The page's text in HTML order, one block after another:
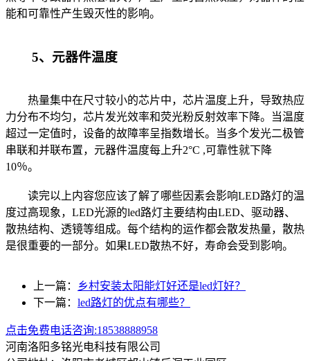
能和可靠性产生毁灭性的影响。
5、元器件温度
热量集中在尺寸较小的芯片中，芯片温度上升，导致热应
力分布不均匀，芯片发光效率和荧光粉反射效率下降。当温度
超过一定值时，设备的故障率呈指数增长。当多个发光二极管
串联和并联布置，元器件温度每上升2°C ,可靠性就下降
10％。
读完以上内容您应该了解了哪些因素会影响LED路灯的温
度过高现象，LED光源的led路灯主要结构由LED、驱动器、
散热结构、透镜等组成。每个结构的运作都会散发热量，散热
是很重要的一部分。如果LED散热不好，寿命会受到影响。
上一篇：
乡村安装太阳能灯好还是led灯好？
下一篇： led路灯的优点有哪些？
点击免费电话咨询:18538888958
河南洛阳多铭光电科技有限公司